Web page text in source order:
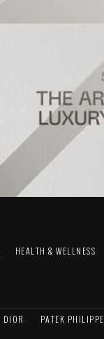
HEALTH & WELLNESS
DIOR PATEK PHILIPPE